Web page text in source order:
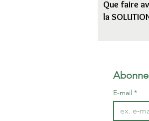
Que faire
la
E-mail *